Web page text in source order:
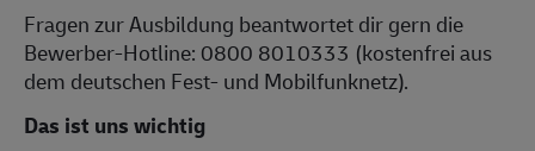
Fragen zur Ausbildung beantwortet dir gern die
Bewerber-Hotline: 0800 8010333 (kostenfrei aus
dem deutschen Fest- und Mobilfunknetz).
Das ist uns wichtig